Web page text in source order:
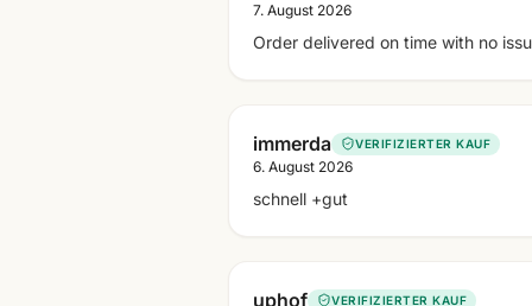
7. August 2026
Order delivered on time with no
immerda VERIFIZIERTER KAUF
6. August 2026
schnell +gut
uphof VERIFIZIERTER KAUF